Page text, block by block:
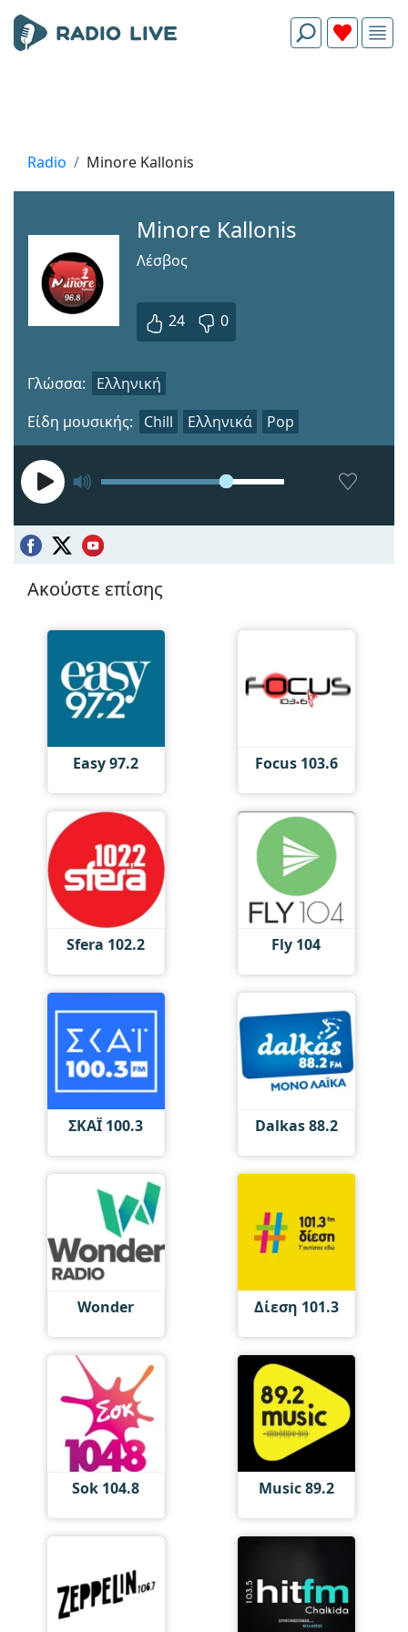
Radio Minore Kallonis
Minore Kallonis
Λέσβος
24 0
Είδη μουσικής: Chill Ελληνικά Pop
Γλώσσα: Ελληνική
Ακούστε επίσης
Easy 97.2 Focus 103.6
Sfera 102.2 Fly 104
ΣΚΑΪ 100.3 Dalkas 88.2
Wonder Δίεση 101.3
Sok 104.8 Music 89.2